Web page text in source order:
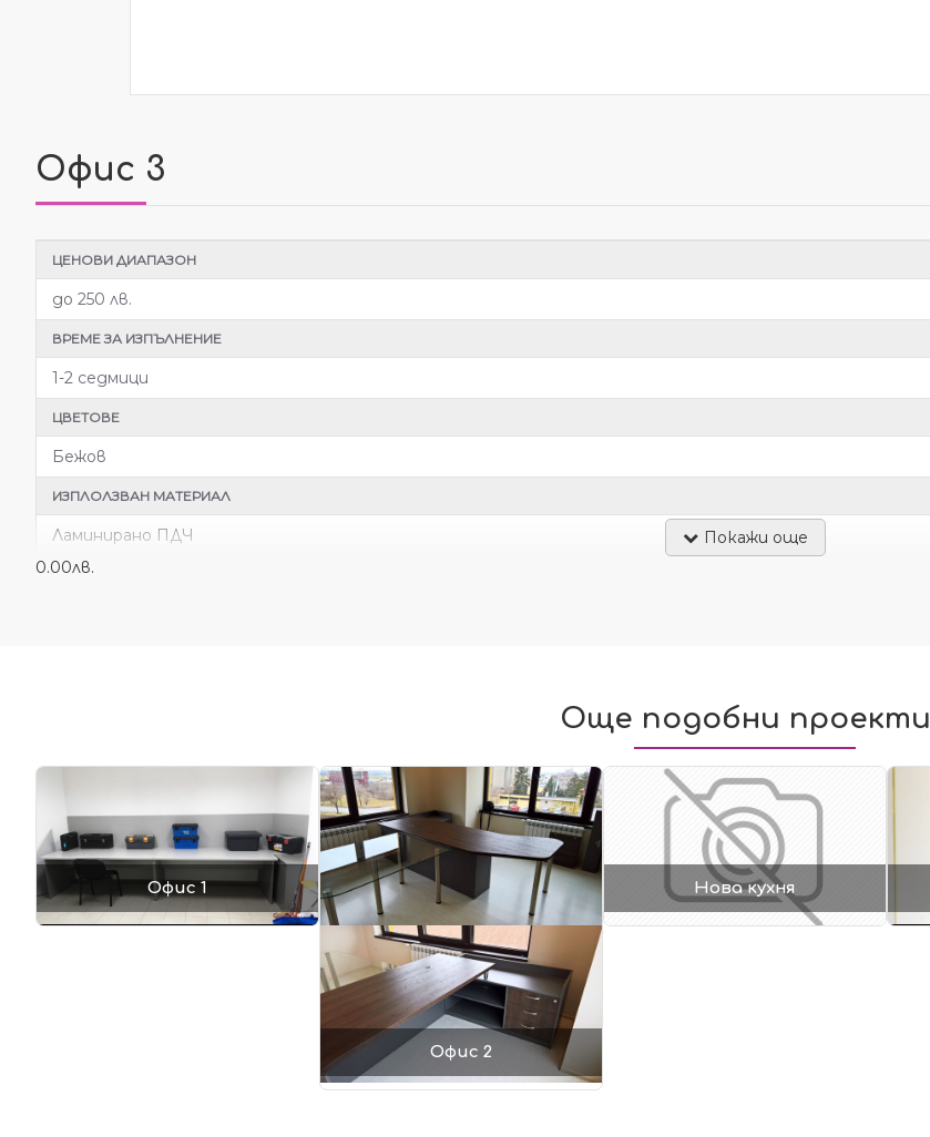
Офис 3
ЦЕНОВИ ДИАПАЗОН
до 250 лв.
ВРЕМЕ ЗА ИЗПЪЛНЕНИЕ
1-2 седмици
ЦВЕТОВЕ
Бежов
ИЗПЛОЛЗВАН МАТЕРИАЛ
Ламинирано ПДЧ
0.00лв.
Още подобни проекти
Офис 1
Офис 2
Нова кухня